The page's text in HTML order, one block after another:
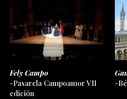
Fely Campo
-Pasarela Campoamor VII
edición
-